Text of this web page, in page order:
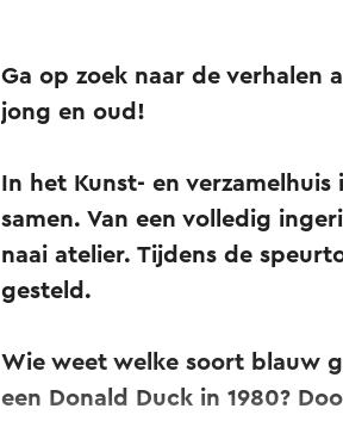
Ga op zoek naar de verhalen
jong en oud!
In het Kunst- en
samen. Van een volledig
naai atelier. Tijdens de
gesteld.
Wie weet welke soort blauw
een Donald Duck in 1980?